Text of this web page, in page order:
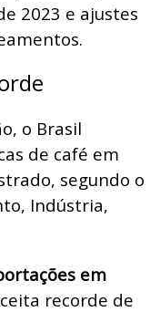
2023 e ajustes
o Brasil
de café em
segundo o
Indústria,
em
recorde de